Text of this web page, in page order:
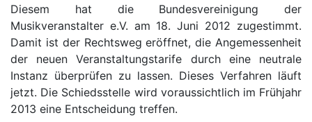
Diesem hat die Bundesvereinigung der
Musikveranstalter e.V. am 18. Juni 2012 zugestimmt.
Damit ist der Rechtsweg eröffnet, die Angemessenheit
der neuen Veranstaltungstarife durch eine neutrale
Instanz überprüfen zu lassen. Dieses Verfahren läuft
jetzt. Die Schiedsstelle wird voraussichtlich im Frühjahr
2013 eine Entscheidung treffen.